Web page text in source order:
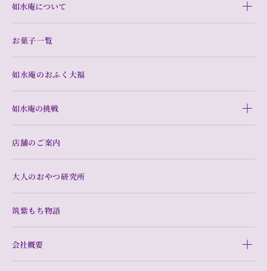
如水庵について
お菓子一覧
如水庵のおふく大福
如水庵の挑戦
店舗のご案内
大人のおやつ研究所
筑紫もち物語
会社概要